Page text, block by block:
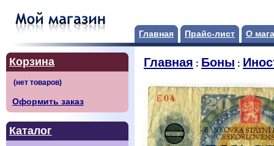
Главная Прайс-лист О
Корзина
Оформить заказ
Каталог
Главная : Боны :